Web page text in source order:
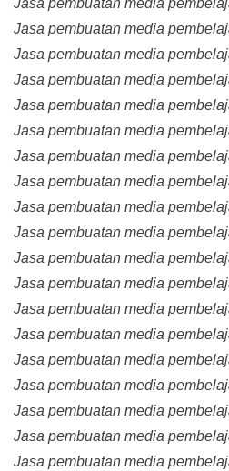
Jasa pembuatan media
Jasa pembuatan media
Jasa pembuatan media
Jasa pembuatan media
Jasa pembuatan media
Jasa pembuatan media
Jasa pembuatan media
Jasa pembuatan media
Jasa pembuatan media
Jasa pembuatan media
Jasa pembuatan media
Jasa pembuatan media
Jasa pembuatan media
Jasa pembuatan media
Jasa pembuatan media
Jasa pembuatan media
Jasa pembuatan media
Jasa pembuatan media
Jasa pembuatan media